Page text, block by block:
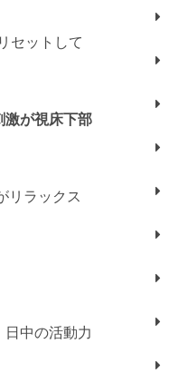
セットして
激が視床下部
リラックス
中の活動力